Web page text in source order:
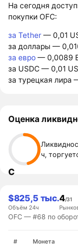
На сегодня
покупки OFC:
за Tether — 0,01
за доллары —
за евро — 0,0089
за USDC — 0,01
за турецкая лира
Оценка
C
ч,
$825,5 тыс.
Объём 24ч
4/31
OFC — #68 по
# Монета